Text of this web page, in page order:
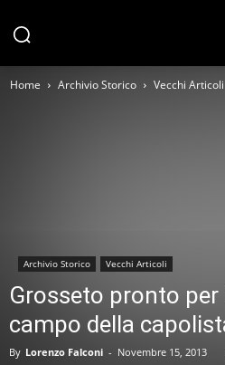
Home Archivio Storico Vecchi Articoli
Archivio Storico Vecchi Articoli
Grosseto pronto per
campo della
By Lorenzo Falconi - Novembre 15, 2013